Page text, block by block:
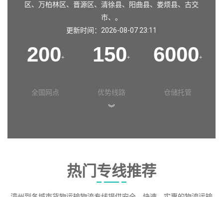
区、 万柏林区、 晋源区、 清徐县、 阳曲县、 娄烦县、 古交
市、。
更新时间：2026-08-07 23:11
200+
全国网点
150+
优势线路
6000+
仓储托管
︾
热门专线推荐